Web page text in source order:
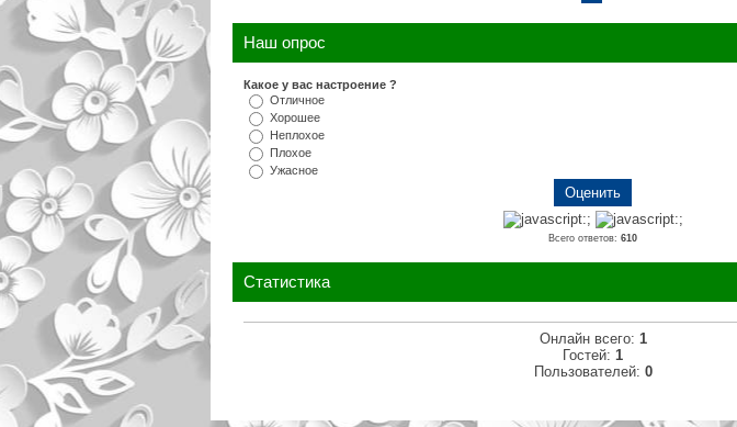
Наш опрос
Какое у вас настроение ?
Отличное
Хорошее
Неплохое
Плохое
Ужасное
Всего ответов: 610
Статистика
Онлайн всего: 1
Гостей: 1
Пользователей: 0